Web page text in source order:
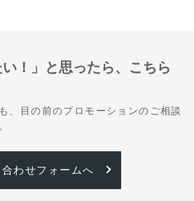
い！」と思ったら、こちら
、目の前のプロモーションのご相談
わせフォームへ